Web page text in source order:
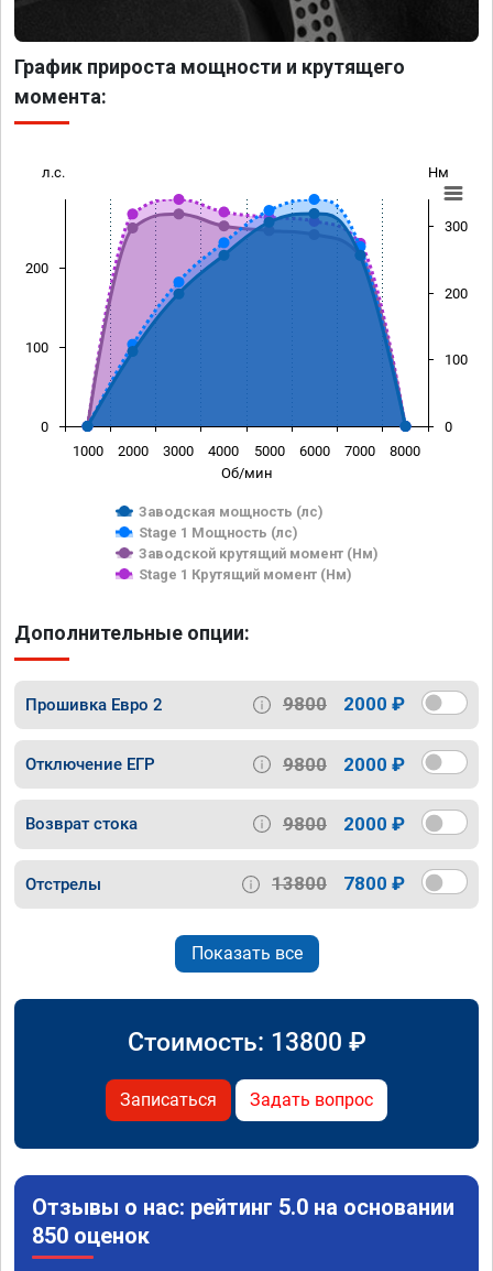
График прироста мощности и крутящего
момента:
Об/мин
л.с. Нм
Заводская мощность (лс)
Stage 1 Мощность (лс)
Заводской крутящий момент (Нм)
Stage 1 Крутящий момент (Нм)
1000 2000 3000 4000 5000 6000 7000 8000
0
100
200
0
100
200
300
Дополнительные опции:
Прошивка Евро 2 9800 2000 ₽
Отключение ЕГР 9800 2000 ₽
Возврат стока 9800 2000 ₽
Отстрелы 13800 7800 ₽
Показать все
Стоимость: 13800 ₽
Записаться Задать вопрос
Отзывы о нас: рейтинг 5.0 на основании
850 оценок